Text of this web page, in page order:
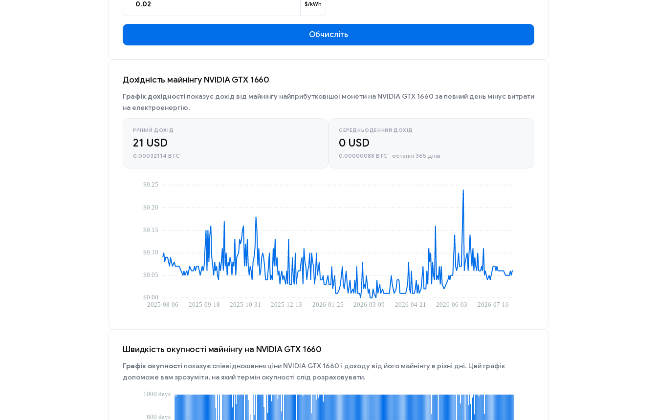
$/kWh
Обчисліть
Дохідність майнінгу NVIDIA GTX 1660
Графік дохідності показує дохід від майнінгу найприбутковішої монети на NVIDIA GTX 1660 за певний день мінус витрати
на електроенергію.
РІЧНИЙ ДОХІД
21 USD
0,00032114 BTC
СЕРЕДНЬОДЕННИЙ ДОХІД
0 USD
0,00000088 BTC · останні 365 днів
Швидкість окупності майнінгу на NVIDIA GTX 1660
Графік окупності показує співвідношення ціни NVIDIA GTX 1660 і доходу від його майнінгу в різні дні. Цей графік
допоможе вам зрозуміти, на який термін окупності слід розраховувати.